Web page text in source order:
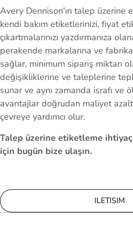
Avery Dennison'ın talep üzerine
kendi bakım etiketlerinizi, fiyat
çıkartmalarınızı yazdırmanıza
perakende markalarına ve
sağlar, minimum sipariş miktarı
değişikliklerine ve taleplerine
sunar ve aynı zamanda israfı ve
avantajlar doğrudan maliyet
çevreye yardımcı olur.
Talep üzerine etiketleme
için bugün bize ulaşın.
ILETISIM